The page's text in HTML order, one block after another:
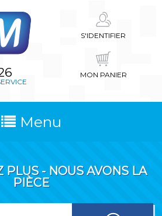
S'IDENTIFIER
MON PANIER
Menu
PLUS - NOUS AVONS LA
PIÈCE